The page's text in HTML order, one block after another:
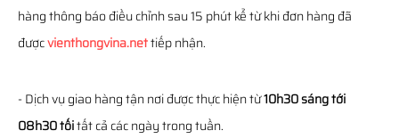
hàng thông báo điều chỉnh sau 15 phút kể từ khi đơn hàng đã
đượcvienthongvina.nettiếp nhận.
- Dịch vụ giao hàng tận nơi được thực hiện từ10h30 sáng tới
08h30 tốitất cả các ngày trong tuần.